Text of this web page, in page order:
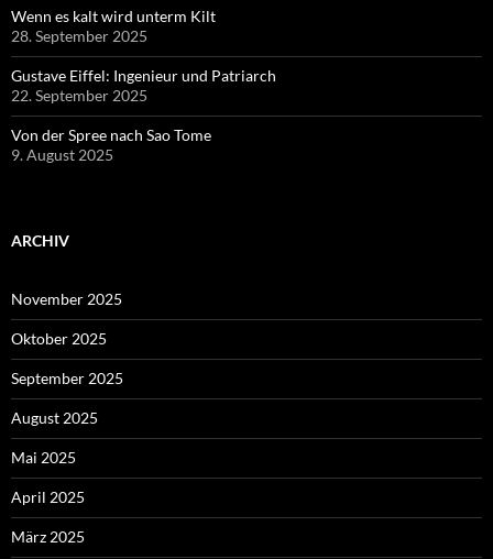
Wenn es kalt wird unterm Kilt
28. September 2025
Gustave Eiffel: Ingenieur und Patriarch
22. September 2025
Von der Spree nach Sao Tome
9. August 2025
ARCHIV
November 2025
Oktober 2025
September 2025
August 2025
Mai 2025
April 2025
März 2025